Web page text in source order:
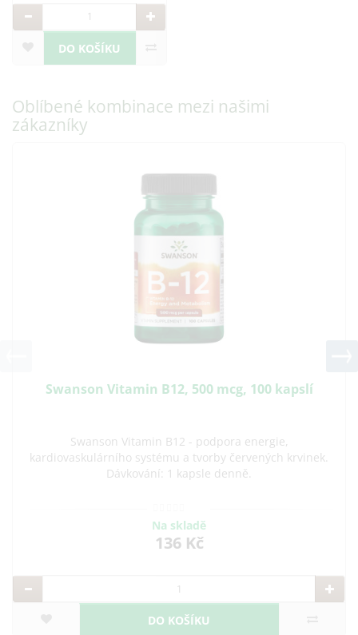
DO KOŠÍKU
Oblíbené kombinace mezi našimi
zákazníky
B12, 500 mcg, 100 kapslí
B12 - podpora energie,
systému a tvorby červených krvinek.
1 kapsle denně.
Doplněk
snadno